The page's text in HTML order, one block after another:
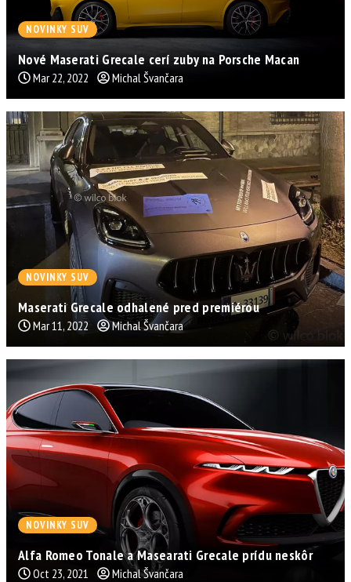
NOVINKY SUV
Nové Maserati Grecale cerí zuby na Porsche Macan
Mar 22, 2022 Michal Švančara
NOVINKY SUV
Maserati Grecale odhalené pred premiérou
Mar 11, 2022 Michal Švančara
NOVINKY SUV
Alfa Romeo Tonale a Masearati Grecale prídu neskôr
Oct 23, 2021 Michal Švančara